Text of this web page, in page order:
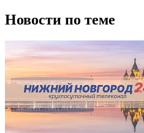
Новости по теме